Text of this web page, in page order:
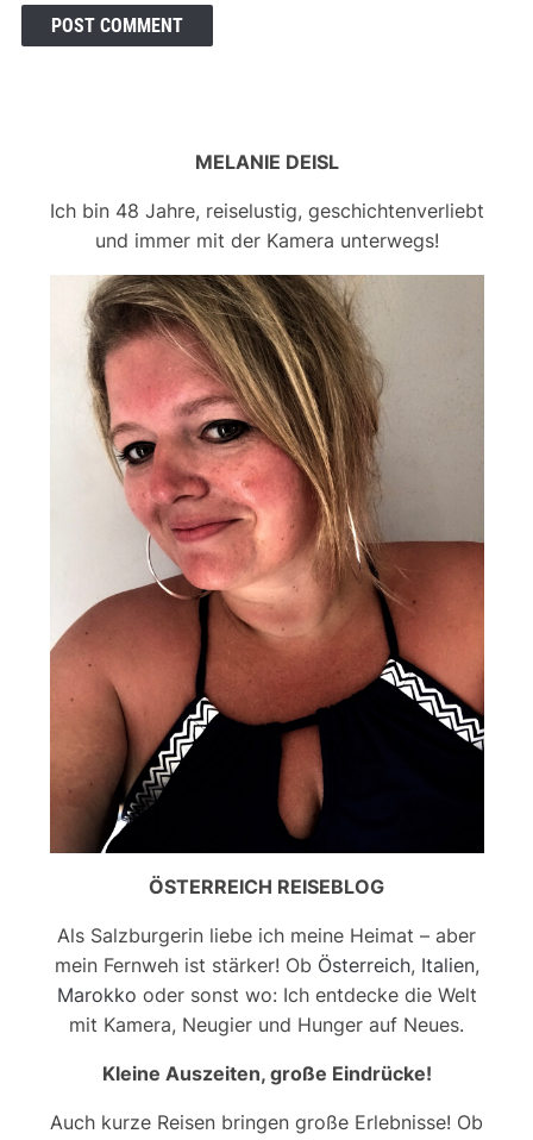
MELANIE DEISL
Ich bin 48 Jahre, reiselustig, geschichtenverliebt
und immer mit der Kamera unterwegs!
ÖSTERREICH REISEBLOG
Als Salzburgerin liebe ich meine Heimat – aber
mein Fernweh ist stärker! Ob Österreich, Italien,
Marokko oder sonst wo: Ich entdecke die Welt
mit Kamera, Neugier und Hunger auf Neues.
Kleine Auszeiten, große Eindrücke!
Auch kurze Reisen bringen große Erlebnisse! Ob